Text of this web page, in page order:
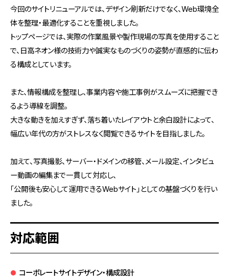
今回のサイトリニューアルでは、デザイン刷新だけでなく、Web環境全
体を整理・最適化することを重視しました。
トップページでは、実際の作業風景や製作現場の写真を使用すること
で、日高ネオン様の技術力や誠実なものづくりの姿勢が直感的に伝わ
る構成としています。
また、情報構成を整理し、事業内容や施工事例がスムーズに把握でき
るよう導線を調整。
大きな動きを加えすぎず、落ち着いたレイアウトと余白設計によって、
幅広い年代の方がストレスなく閲覧できるサイトを目指しました。
加えて、写真撮影、サーバー・ドメインの移管、メール設定、インタビュ
ー動画の編集まで一貫して対応し、
「公開後も安心して運用できるWebサイト」としての基盤づくりを行い
ました。
対応範囲
コーポレートサイトデザイン・構成設計